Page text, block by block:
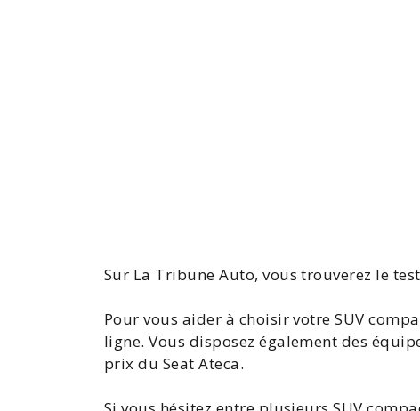
Sur La Tribune Auto, vous trouverez le
Pour vous aider à choisir votre SUV
ligne. Vous disposez également des
prix du Seat Ateca.